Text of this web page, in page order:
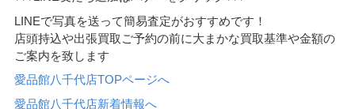
LINEで写真を送って簡易査定がおすすめです！
店頭持込や出張買取ご予約の前に大まかな買取基準や金額の
ご案内を致します
愛品館八千代店TOPページへ
愛品館八千代店新着情報へ